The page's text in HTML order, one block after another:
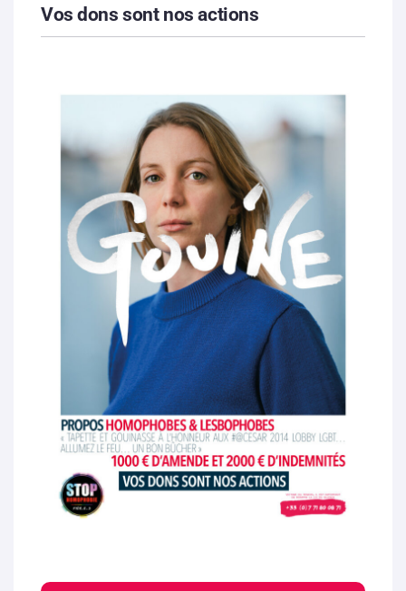
Vos dons sont nos actions